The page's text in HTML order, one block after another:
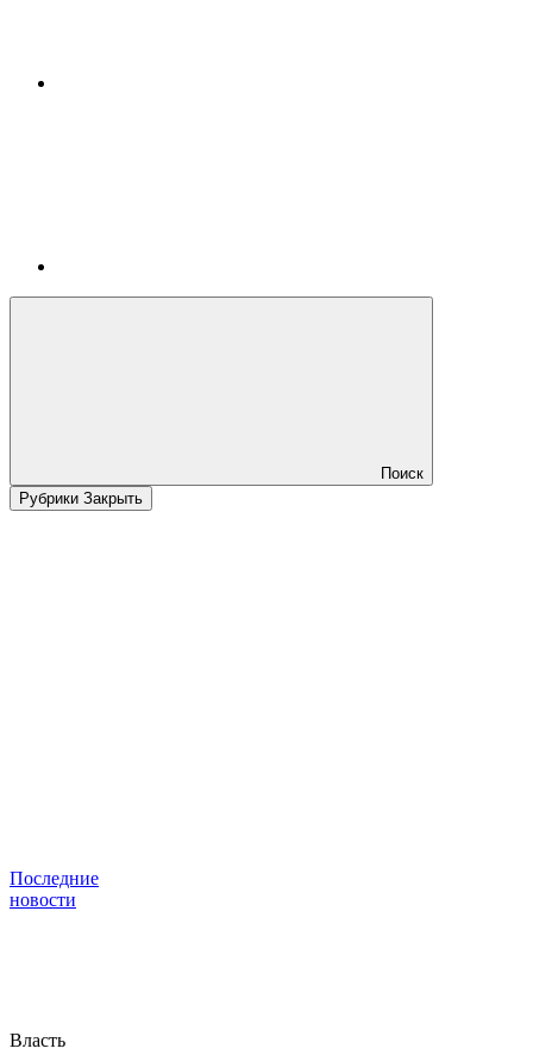
Поиск
Рубрики Закрыть
Последние
новости
Власть